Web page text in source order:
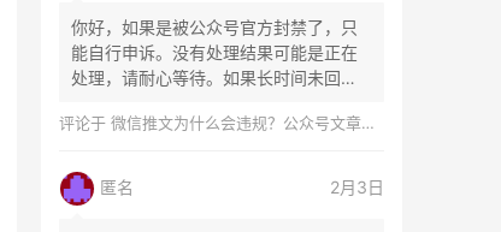
你好，如果是被公众号官方封禁了，只
能自行申诉。没有处理结果可能是正在
处理，请耐心等待。如果长时间未回
评论于 微信推文为什么会违规？公众号文章怎么检测是否违规？
匿名 2月3日